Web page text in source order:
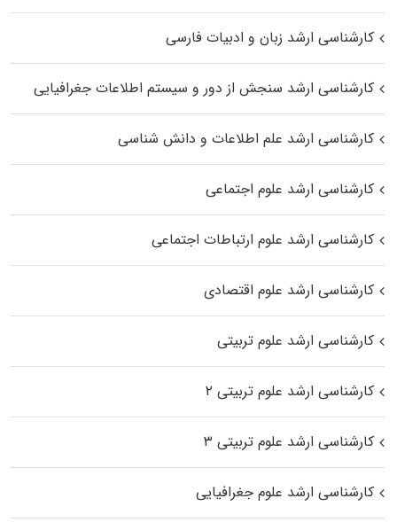
کارشناسی ارشد زبان و ادبیات فارسی
کارشناسی ارشد سنجش از دور و سیستم اطلاعات جغرافیایی
کارشناسی ارشد علم اطلاعات و دانش شناسی
کارشناسی ارشد علوم اجتماعی
کارشناسی ارشد علوم ارتباطات اجتماعی
کارشناسی ارشد علوم اقتصادی
کارشناسی ارشد علوم تربیتی
کارشناسی ارشد علوم تربیتی ۲
کارشناسی ارشد علوم تربیتی ۳
کارشناسی ارشد علوم جغرافیایی